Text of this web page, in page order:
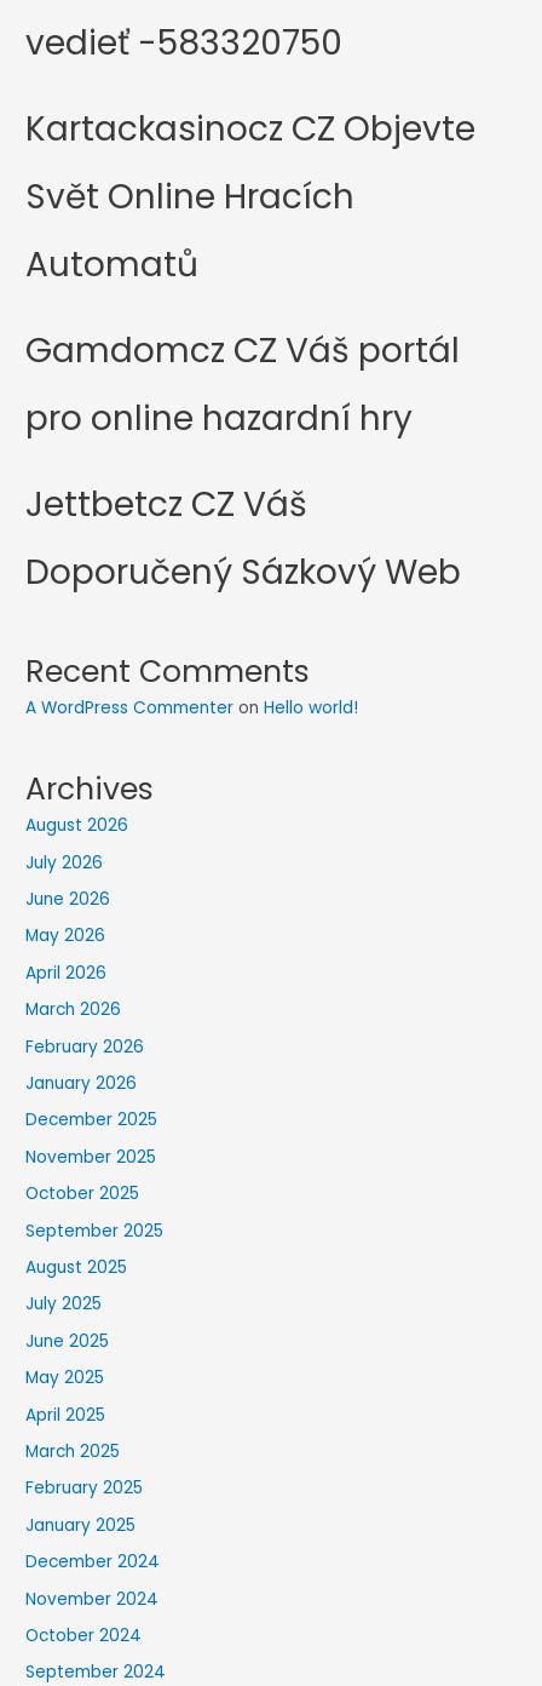
vedieť -583320750
Kartackasinocz CZ Objevte
Svět Online Hracích
Automatů
Gamdomcz CZ Váš portál
pro online hazardní hry
Jettbetcz CZ Váš
Doporučený Sázkový Web
Recent Comments
A WordPress Commenter onHello world!
Archives
August 2026
July 2026
June 2026
May 2026
April 2026
March 2026
February 2026
January 2026
December 2025
November 2025
October 2025
September 2025
August 2025
July 2025
June 2025
May 2025
April 2025
March 2025
February 2025
January 2025
December 2024
November 2024
October 2024
September 2024